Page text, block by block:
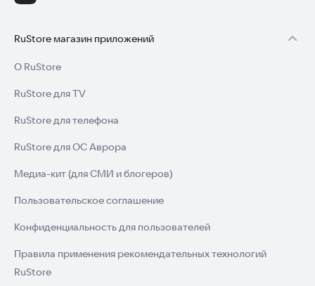
RuStore магазин приложений
О RuStore
RuStore для TV
RuStore для телефона
RuStore для ОС Аврора
Медиа-кит (для СМИ и блогеров)
Пользовательское соглашение
Конфиденциальность для пользователей
Правила применения рекомендательных технологий
RuStore